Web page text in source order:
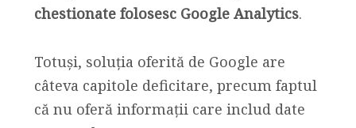
chestionate folosesc Google Analytics.
Totuși, soluția oferită de Google are
câteva capitole deficitare, precum faptul
că nu oferă informații care includ date